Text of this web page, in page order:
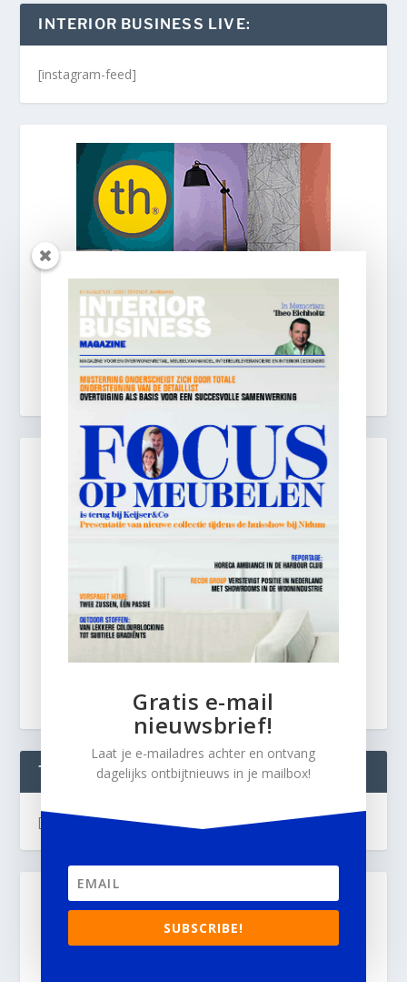
INTERIOR BUSINESS LIVE:
[instagram-feed]
TWEETS
[custom-twitter-feeds]
Gratis e-mail
nieuwsbrief!
Laat je e-mailadres achter en ontvang
dagelijks ontbijtnieuws in je mailbox!
SUBSCRIBE!